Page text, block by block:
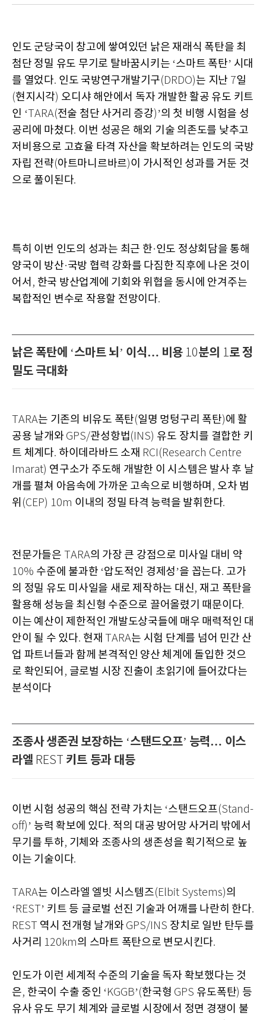
인도 군당국이 창고에 쌓여있던 낡은 재래식 폭탄을 최
첨단 정밀 유도 무기로 탈바꿈시키는 ‘스마트 폭탄’ 시대
를 열었다. 인도 국방연구개발기구(DRDO)는 지난 7일
(현지시각) 오디샤 해안에서 독자 개발한 활공 유도 키트
인 ‘TARA(전술 첨단 사거리 증강)’의 첫 비행 시험을 성
공리에 마쳤다. 이번 성공은 해외 기술 의존도를 낮추고
저비용으로 고효율 타격 자산을 확보하려는 인도의 국방
자립 전략(아트마니르바르)이 가시적인 성과를 거둔 것
으로 풀이된다.
특히 이번 인도의 성과는 최근 한·인도 정상회담을 통해
양국이 방산·국방 협력 강화를 다짐한 직후에 나온 것이
어서 , 한국 방산업계에 기회와 위협을 동시에 안겨주는
복합적인 변수로 작용할 전망이다.
낡은 폭탄에 ‘스마트 뇌 ’ 이식… 비용 10분의 1로 정
밀도 극대화
TARA는 기존의 비유도 폭탄(일명 멍텅구리 폭탄)에 활
공용 날개와 GPS/관성항법(INS) 유도 장치를 결합한 키
트 체계다. 하이데라바드 소재 RCI(Research Centre
Imarat) 연구소가 주도해 개발한 이 시스템은 발사 후 날
개를 펼쳐 아음속에 가까운 고속으로 비행하며 , 오차 범
위 (CEP) 10m 이내의 정밀 타격 능력을 발휘한다.
전문가들은 TARA의 가장 큰 강점으로 미사일 대비 약
10% 수준에 불과한 ‘압도적인 경제성’을 꼽는다. 고가
의 정밀 유도 미사일을 새로 제작하는 대신,재고 폭탄을
활용해 성능을 최신형 수준으로 끌어올렸기 때문이다.
이는 예산이 제한적인 개발도상국들에 매우 매력적인 대
안이 될 수 있다. 현재 TARA는 시험 단계를 넘어 민간 산
업 파트너들과 함께 본격적인 양산 체계에 돌입한 것으
로 확인되어 , 글로벌 시장 진출이 초읽기에 들어갔다는
분석이다
조종사 생존권 보장하는 ‘스탠드오프’ 능력… 이스
라엘 REST 키트 등과 대등
이번 시험 성공의 핵심 전략 가치는 ‘스탠드오프(Stand-
off)’ 능력 확보에 있다. 적의 대공 방어망 사거리 밖에서
무기를 투하, 기체와 조종사의 생존성을 획기적으로 높
이는 기술이다.
TARA는 이스라엘 엘빗 시스템즈(Elbit Systems)의
‘REST’ 키트 등 글로벌 선진 기술과 어깨를 나란히 한다.
REST 역시 전개형 날개와 GPS/INS 장치로 일반 탄두를
사거리 120km의 스마트 폭탄으로 변모시킨다.
인도가 이런 세계적 수준의 기술을 독자 확보했다는 것
은, 한국이 수출 중인 ‘KGGB’(한국형 GPS 유도폭탄) 등
유사 유도 무기 체계와 글로벌 시장에서 정면 경쟁이 불